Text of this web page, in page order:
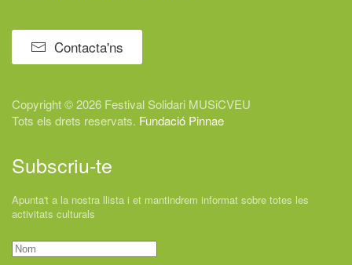
Contacta'ns
Copyright © 2026 Festival Solidari MUSiCVEU
Tots els drets reservats. Fundació Pinnae
Subscriu-te
Apunta't a la nostra llista i et mantindrem informat sobre totes les
activitats culturals